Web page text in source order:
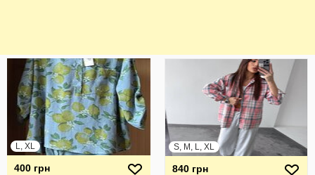
L, XL
400 грн
S, M, L, XL
840 грн